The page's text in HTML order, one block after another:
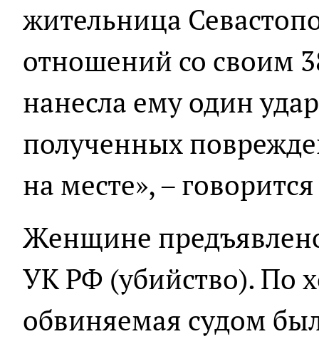
жительница
отношений со своим
нанесла ему один
полученных
на месте», –
Женщине
УК РФ (убийство). По
обвиняемая судом